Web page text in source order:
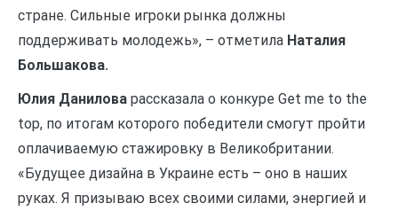
стране. Сильные игроки рынка должны
поддерживать молодежь», – отметила Наталия
Большакова.
Юлия Данилова рассказала о конкуре Get me to the
top, по итогам которого победители смогут пройти
оплачиваемую стажировку в Великобритании.
«Будущее дизайна в Украине есть – оно в наших
руках. Я призываю всех своими силами, энергией и